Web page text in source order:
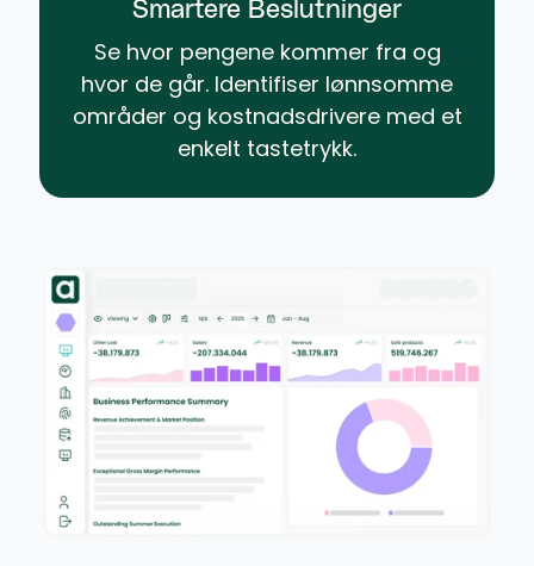
Smartere Beslutninger
Se hvor pengene kommer fra og
hvor de går. Identifiser lønnsomme
områder og kostnadsdrivere med et
enkelt tastetrykk.